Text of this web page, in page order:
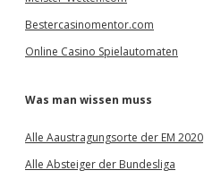
Bestercasinomentor.com
Online Casino Spielautomaten
Was man wissen muss
Alle Aaustragungsorte der EM 2020
Alle Absteiger der Bundesliga